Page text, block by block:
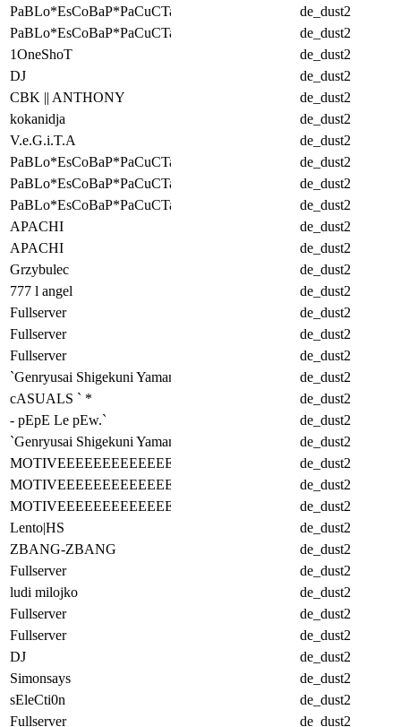
PaBLo*EsCoBaP*PaCuCTa
de_dust2
PaBLo*EsCoBaP*PaCuCTa
de_dust2
1OneShoT
de_dust2
DJ
de_dust2
CBK || ANTHONY
de_dust2
kokanidja
de_dust2
V.e.G.i.T.A
de_dust2
PaBLo*EsCoBaP*PaCuCTa
de_dust2
PaBLo*EsCoBaP*PaCuCTa
de_dust2
PaBLo*EsCoBaP*PaCuCTa
de_dust2
APACHI
de_dust2
APACHI
de_dust2
Grzybulec
de_dust2
777 l angel
de_dust2
Fullserver
de_dust2
Fullserver
de_dust2
Fullserver
de_dust2
`Genryusai Shigekuni Yamamoto -
de_dust2
cASUALS ` *
de_dust2
- pEpE Le pEw.`
de_dust2
`Genryusai Shigekuni Yamamoto -
de_dust2
MOTIVEEEEEEEEEEEEEEE
de_dust2
MOTIVEEEEEEEEEEEEEEE
de_dust2
MOTIVEEEEEEEEEEEEEEE
de_dust2
Lento|HS
de_dust2
ZBANG-ZBANG
de_dust2
Fullserver
de_dust2
ludi milojko
de_dust2
Fullserver
de_dust2
Fullserver
de_dust2
DJ
de_dust2
Simonsays
de_dust2
sEleCti0n
de_dust2
Fullserver
de_dust2